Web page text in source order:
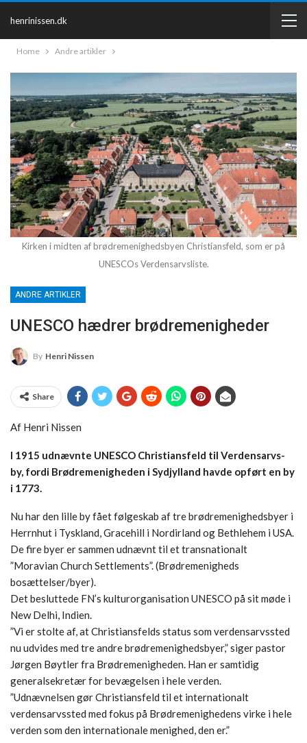
henrinissen.dk
Home Andre artikler
Kirken i midten af brødremenighedsbyen Christiansfeld, som er på
UNESCOs Verdensarvsliste.
ANDRE ARTIKLER
UNESCO hædrer brødremenigheder
By Henri Nissen
Share
Af Henri Nissen
I 1915 udnævnte UNESCO Christiansfeld til Verdensarvs-
by, fordi Brødremenigheden i Sydjylland havde opført en by
i 1773.
Nu har den lille by fået følgeskab af tre brødremenighedsbyer i
Herrnhut i Tyskland, Gracehill i Nordirland og Bethlehem i USA.
De fire byer er sammen udnævnt til et transnationalt
”Moravian Church Settlements”. (Brødremenigheds
bosættelser/byer).
Det besluttede FN’s kulturorganisation UNESCO på sit møde i
New Delhi, Indien.
”Vi er stolte af, at Christiansfelds status som verdensarvssted
nu udvides med tre andre brødremenighedsbyer,” siger pastor
Jørgen Bøytler fra Brødremenigheden. Han er samtidig
generalsekretær for bevægelsen i hele verden.
”Udnævnelsen gør Christiansfeld til et internationalt
verdensarvssted med fokus på Brødremenighedens virke i hele
verden som den internationale menighed, den er.”